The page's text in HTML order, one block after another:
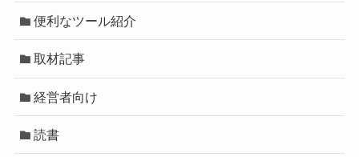
便利なツール紹介
取材記事
経営者向け
読書